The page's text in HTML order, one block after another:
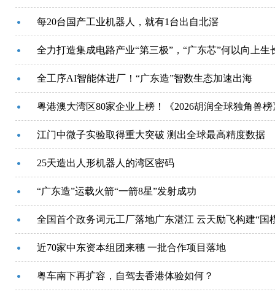
每20台国产工业机器人，就有1台出自北滘
全力打造集成电路产业“第三极”，“广东芯”何以向上生
全工序AI智能体进厂！“广东造”智数生态加速出海
粤港澳大湾区80家企业上榜！《2026胡润全球独角兽
江门中微子实验取得重大突破 测出全球最高精度数据
25天造出人形机器人的湾区密码
“广东造”运载火箭“一箭8星”发射成功
全国首个政务词元工厂落地广东湛江 云天励飞构建“国
近70家中东资本组团来穗 一批合作项目落地
粤车南下再扩容，自驾去香港体验如何？